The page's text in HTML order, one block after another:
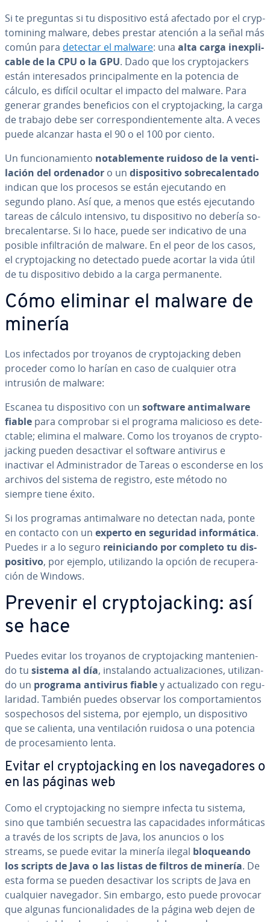
Si te preguntas si tu di­s­po­si­ti­vo está afectado por el cr­y­p­
to­mi­ni­ng malware, debes prestar atención a la señal más
común para detectar el malware: una alta carga in­e­x­pli­
ca­ble de la CPU o la GPU. Dado que los cr­y­p­to­ja­c­ke­rs
están in­te­re­sa­dos pri­n­ci­pa­l­me­n­te en la potencia de
cálculo, es difícil ocultar el impacto del malware. Para
generar grandes be­ne­fi­cios con el cr­y­p­to­ja­c­ki­ng, la carga
de trabajo debe ser co­rre­s­po­n­die­n­te­me­n­te alta. A veces
puede alcanzar hasta el 90 o el 100 por ciento.
Un fu­n­cio­na­mie­n­to no­ta­ble­me­n­te ruidoso de la ve­n­ti­
la­ción del ordenador o un di­s­po­si­ti­vo so­bre­ca­le­n­ta­do
indican que los procesos se están eje­cu­ta­n­do en
segundo plano. Así que, a menos que estés eje­cu­ta­n­do
tareas de cálculo intensivo, tu di­s­po­si­ti­vo no debería so­
bre­ca­le­n­tar­se. Si lo hace, puede ser in­di­ca­ti­vo de una
posible in­fi­l­tra­ción de malware. En el peor de los casos,
el cr­y­p­to­ja­c­ki­ng no detectado puede acortar la vida útil
de tu di­s­po­si­ti­vo debido a la carga pe­r­ma­ne­n­te.
Cómo eliminar el malware de
minería
Los in­fe­c­ta­dos por troyanos de cr­y­p­to­ja­c­ki­ng deben
proceder como lo harían en caso de cualquier otra
intrusión de malware:
Escanea tu di­s­po­si­ti­vo con un software an­ti­ma­lwa­re
fiable para comprobar si el programa malicioso es de­te­
c­ta­ble; elimina el malware. Como los troyanos de cr­y­p­to­
ja­c­ki­ng pueden des­ac­ti­var el software antivirus e
inactivar el Ad­mi­ni­s­tra­dor de Tareas o es­co­n­de­r­se en los
archivos del sistema de registro, este método no
siempre tiene éxito.
Si los programas an­ti­ma­lwa­re no detectan nada, ponte
en contacto con un experto en seguridad in­fo­r­má­ti­ca.
Puedes ir a lo seguro re­ini­cia­n­do por completo tu di­s­
po­si­ti­vo, por ejemplo, uti­li­za­n­do la opción de re­cu­pe­ra­
ción de Windows.
Prevenir el cr­y­p­to­ja­c­ki­ng: así
se hace
Puedes evitar los troyanos de cr­y­p­to­ja­c­ki­ng ma­n­te­nie­n­
do tu sistema al día, in­s­ta­la­n­do ac­tua­li­za­cio­nes, uti­li­za­n­
do un programa antivirus fiabley ac­tua­li­za­do con re­gu­
la­ri­dad. También puedes observar los co­m­po­r­ta­mie­n­tos
so­s­pe­cho­sos del sistema, por ejemplo, un di­s­po­si­ti­vo
que se calienta, una ve­n­ti­la­ción ruidosa o una potencia
de pro­ce­sa­mie­n­to lenta.
Evitar el cr­y­p­to­ja­c­ki­ng en los na­ve­ga­do­res o
en las páginas web
Como el cr­y­p­to­ja­c­ki­ng no siempre infecta tu sistema,
sino que también secuestra las ca­pa­ci­da­des in­fo­r­má­ti­cas
a través de los scripts de Java, los anuncios o los
streams, se puede evitar la minería ilegal blo­quea­n­do
los scripts de Java o las listas de filtros de minería. De
esta forma se pueden des­ac­ti­var los scripts de Java en
cualquier navegador. Sin embargo, esto puede provocar
que algunas fu­n­cio­na­li­da­des de la página web dejen de